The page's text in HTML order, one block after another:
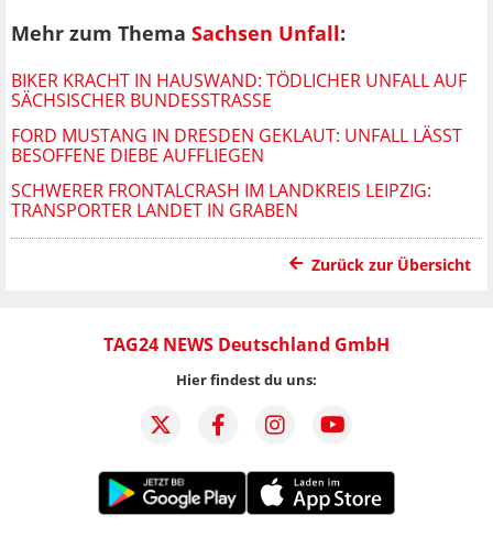
Mehr zum Thema Sachsen Unfall:
BIKER KRACHT IN HAUSWAND: TÖDLICHER UNFALL AUF
SÄCHSISCHER BUNDESSTRASSE
FORD MUSTANG IN DRESDEN GEKLAUT: UNFALL LÄSST
BESOFFENE DIEBE AUFFLIEGEN
SCHWERER FRONTALCRASH IM LANDKREIS LEIPZIG:
TRANSPORTER LANDET IN GRABEN
Zurück zur Übersicht
TAG24 NEWS Deutschland GmbH
Hier findest du uns: